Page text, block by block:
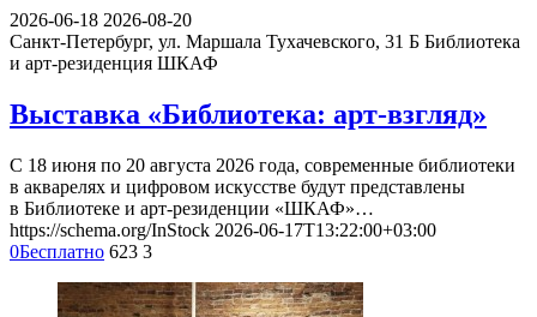
2026-06-18 2026-08-20
Санкт-Петербург, ул. Маршала Тухачевского, 31 Б Библиотека
и арт-резиденция ШКАФ
Выставка «Библиотека: арт-взгляд»
С 18 июня по 20 августа 2026 года, современные библиотеки
в акварелях и цифровом искусстве будут представлены
в Библиотеке и арт-резиденции «ШКАФ»…
https://schema.org/InStock 2026-06-17T13:22:00+03:00
0Бесплатно 623 3